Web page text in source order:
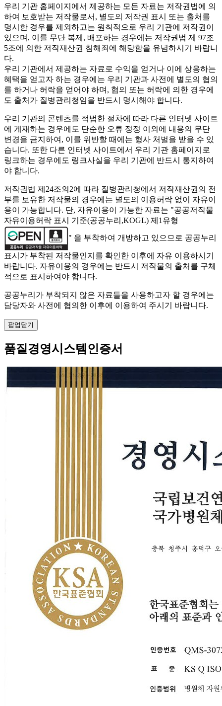
우리 기관 홈페이지에서 제공하는 모든 자료는 저작권법에 의
하여 보호받는 저작물로서, 별도의 저작권 표시 또는 출처를
명시한 경우를 제외하고는 원칙적으로 우리 기관에 저작권이
있으며, 이를 무단 복제, 배포하는 경우에는 저작권법 제 97조
5조에 의한 저작재산권 침해죄에 해당함을 유념하시기 바랍니
다.
우리 기관에서 제공하는 자료로 수익을 얻거나 이에 상응하는
혜택을 얻고자 하는 경우에는 우리 기관과 사전에 별도의 협의
를 하거나 허락을 얻어야 하며, 협의 또는 허락에 의한 경우에
도 출처가 질병관리청임을 반드시 명시해야 합니다.
우리 기관의 콘텐츠를 적법한 절차에 따라 다른 인터넷 사이트
에 게재하는 경우에도 단순한 오류 정정 이외에 내용의 무단
변경을 금지하여, 이를 위반할 때에는 형사 처벌을 받을 수 있
습니다. 또한 다른 인터넷 사이트에서 우리 기관 홈페이지로
링크하는 경우에도 링크사실을 우리 기관에 반드시 통지하여
야 합니다.
저작권법 제24조의2에 따라 질병관리청에서 저작재산권의 전
부를 보유한 저작물의 경우에는 별도의 이용허락 없이 자유이
용이 가능합니다. 단, 자유이용이 가능한 자료는 "공공저작물
자유이용허락 표시 기준(공공누리,KOGL) 제1유형
" 을 부착하여 개방하고 있으므로 공공누리
표시가 부착된 저작물인지를 확인한 이후에 자유 이용하시기
바랍니다. 자유이용의 경우에는 반드시 저작물의 출처를 구체
적으로 표시하여야 합니다.
공공누리가 부착되지 않은 자료들을 사용하고자 할 경우에는
담당자와 사전에 협의한 이후에 이용하여 주시기 바랍니다.
팝업닫기
품질경영시스템인증서